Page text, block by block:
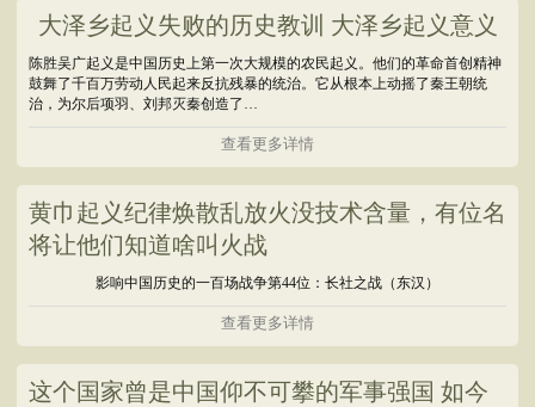
大泽乡起义失败的历史教训 大泽乡起义意义
陈胜吴广起义是中国历史上第一次大规模的农民起义。他们的革命首创精神
鼓舞了千百万劳动人民起来反抗残暴的统治。它从根本上动摇了秦王朝统
治，为尔后项羽、刘邦灭秦创造了…
查看更多详情
黄巾起义纪律焕散乱放火没技术含量，有位名
将让他们知道啥叫火战
影响中国历史的一百场战争第44位：长社之战（东汉）
查看更多详情
这个国家曾是中国仰不可攀的军事强国 如今